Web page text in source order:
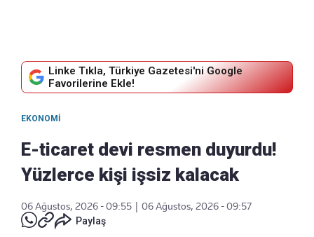
Linke Tıkla, Türkiye Gazetesi'ni Google
Favorilerine Ekle!
EKONOMI
E-ticaret devi resmen duyurdu!
Yüzlerce kişi işsiz kalacak
06 Ağustos, 2026 - 09:55 | 06 Ağustos, 2026 - 09:57
Paylaş